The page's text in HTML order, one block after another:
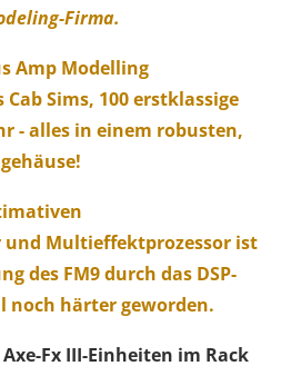
Firma.
Amp Modelling
Sims, 100 erstklassige
- alles in einem robusten,
Multieffektprozessor ist
des FM9 durch das DSP-
noch härter geworden.
Fx III-Einheiten im Rack